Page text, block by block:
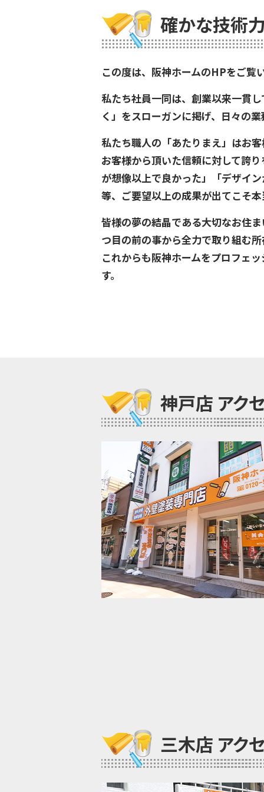
確かな技術
この度は、阪神ホームのHPをご覧
私たち社員一同は、創業以来一貫
く」をスローガンに掲げ、日々の
私たち職人の「あたりまえ」はお
お客様から頂いた信頼に対して誇
が想像以上で良かった」「デザイ
等、ご要望以上の成果が出てこそ
皆様の夢の結晶である大切なお住
つ目の前の事から全力で取り組む
これからも阪神ホームをプロフェ
す。
神戸店 アク
三木店 アク